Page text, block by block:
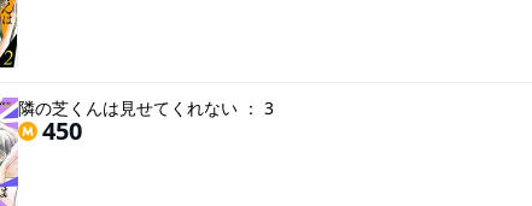
隣の芝くんは見せてくれない ： 3
450